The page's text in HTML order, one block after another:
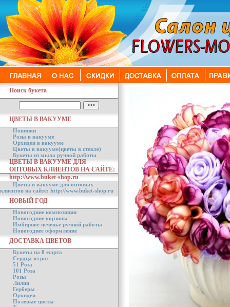
Поиск букета
ЦВЕТЫ В ВАКУУМЕ
Новинки
Розы в вакууме
Орхидеи в вакууме
Цветы в вакууме(цветы в стекле)
Букеты из мыла ручной работы
ЦВЕТЫ В ВАКУУМЕ ДЛЯ
ОПТОВЫХ КЛИЕНТОВ НА САЙТЕ:
http://www.buket-shop.ru
Цветы в вакууме для оптовых
клиентов на сайте: http://www.buket-shop.ru
НОВЫЙ ГОД
Новогодние композиции
Новогодние корзины
Имбирное печенье ручной работы
Новогоднее оформление
ДОСТАВКА ЦВЕТОВ
Букеты на 8 марта
Сердца из роз
51 Роза
101 Роза
Розы
Лилии
Герберы
Орхидеи
Полевые цветы